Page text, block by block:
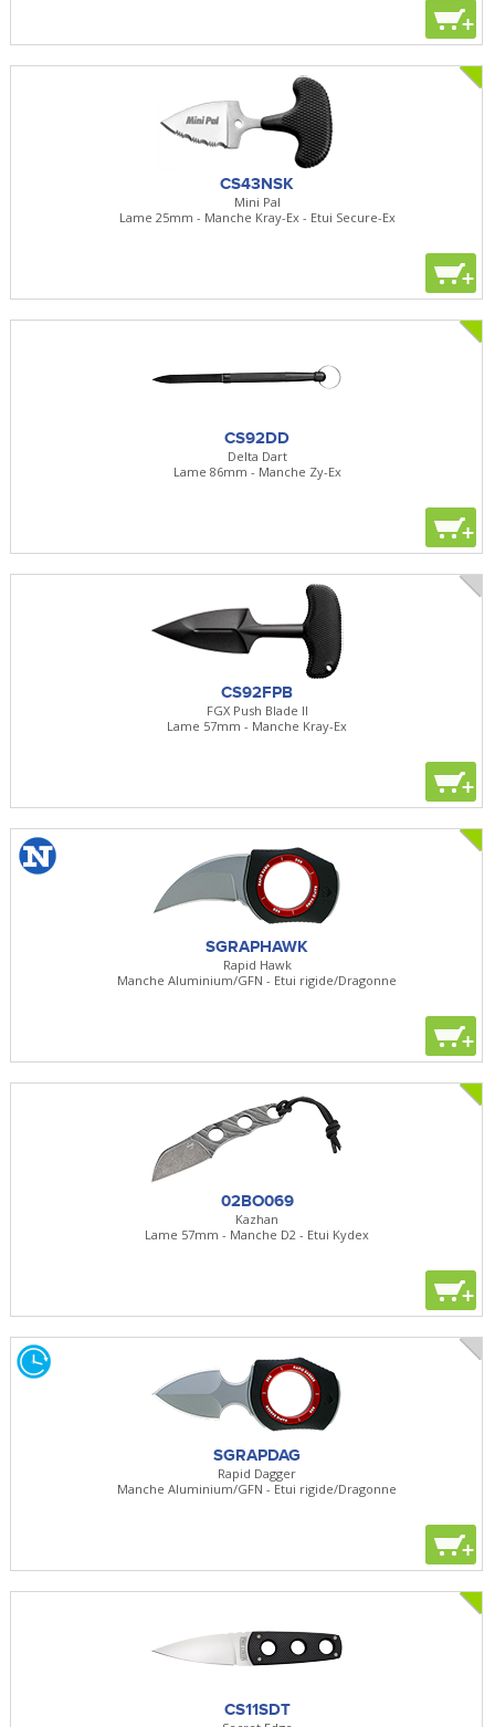
+
CS43NSK
Mini Pal
Lame 25mm - Manche Kray-Ex - Etui Secure-Ex
+
CS92DD
Delta Dart
Lame 86mm - Manche Zy-Ex
+
CS92FPB
FGX Push Blade II
Lame 57mm - Manche Kray-Ex
+
SGRAPHAWK
Rapid Hawk
Manche Aluminium/GFN - Etui rigide/Dragonne
+
02BO069
Kazhan
Lame 57mm - Manche D2 - Etui Kydex
+
SGRAPDAG
Rapid Dagger
Manche Aluminium/GFN - Etui rigide/Dragonne
+
CS11SDT